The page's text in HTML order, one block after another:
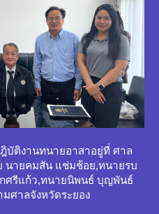
บัติงานทนายอาสาอยู่ที่ ศาล
นายคมสัน แช่มช้อย,ทนายรบ
ศรีแก้ว,ทนายนิพนธ์ บุญพันธ์
ศาลจังหวัดระยอง